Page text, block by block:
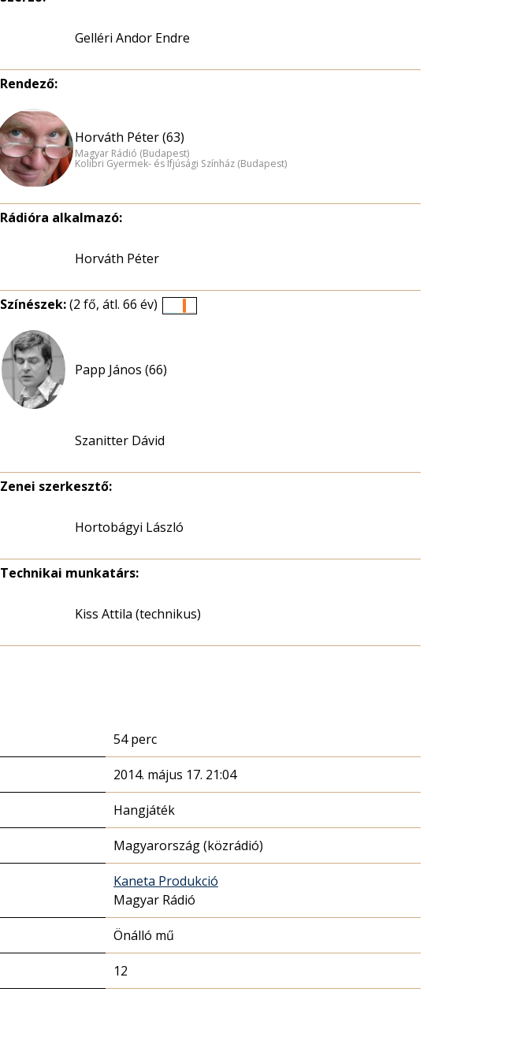
Gelléri Andor Endre
Rendező:
Horváth Péter (63)
Magyar Rádió (Budapest)
Kolibri Gyermek- és Ifjúsági Színház (Budapest)
Rádióra alkalmazó:
Horváth Péter
Színészek:(2 fő, átl. 66 év)
Papp János (66)
Szanitter Dávid
Zenei szerkesztő:
Hortobágyi László
Technikai munkatárs:
Kiss Attila (technikus)
54 perc
2014. május 17. 21:04
Hangjáték
Magyarország (közrádió)
Kaneta Produkció
Magyar Rádió
Önálló mű
12